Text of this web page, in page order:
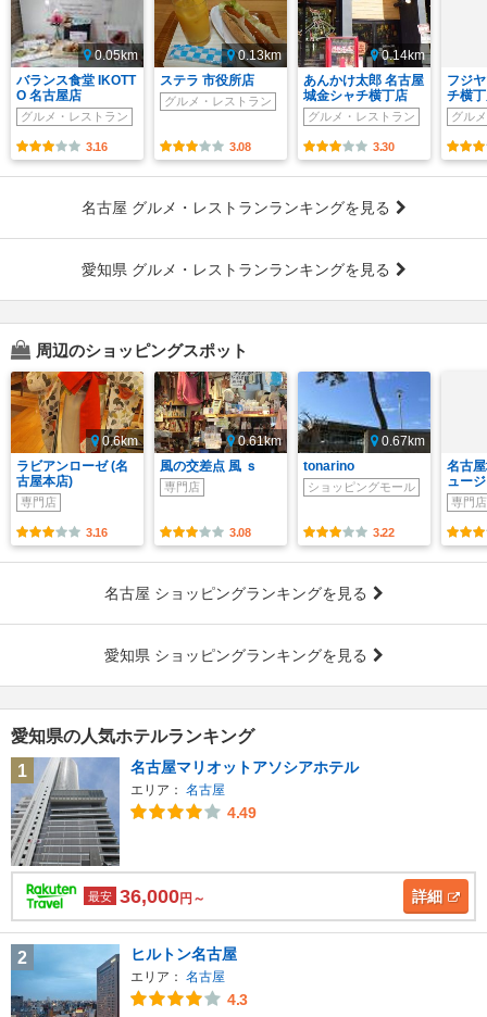
0.05km
バランス食堂 IKOTT
O 名古屋店
グルメ・レストラン
3.16
0.13km
ステラ 市役所店
グルメ・レストラン
3.08
0.14km
あんかけ太郎 名古屋
城金シャチ横丁店
グルメ・レストラン
3.30
フジ
チ横
グル
名古屋 グルメ・レストランランキングを見る
愛知県 グルメ・レストランランキングを見る
周辺のショッピングスポット
0.6km
ラビアンローゼ (名
古屋本店)
専門店
3.16
0.61km
風の交差点 風 ｓ
専門店
3.08
0.67km
tonarino
ショッピングモール
3.22
名古
ュー
専門店
名古屋 ショッピングランキングを見る
愛知県 ショッピングランキングを見る
愛知県の人気ホテルランキング
1
名古屋マリオットアソシアホテル
エリア： 名古屋
4.49
最安 36,000円～ 詳細
2 ヒルトン名古屋
エリア： 名古屋
4.3